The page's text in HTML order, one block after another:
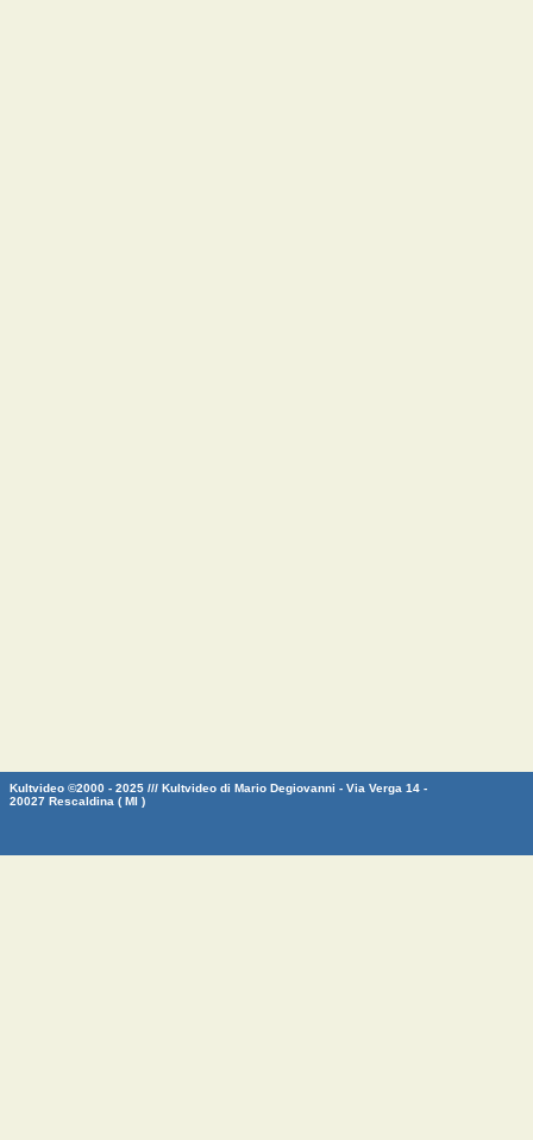
Kultvideo ©2000 - 2025 /// Kultvideo di Mario Degiovanni - Via Verga 14 -
20027 Rescaldina ( MI )